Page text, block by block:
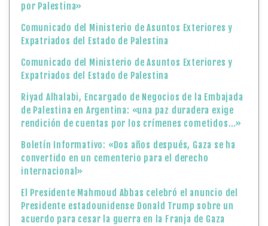
por Palestina»
Comunicado del Ministerio de Asuntos Exteriores y
Expatriados del Estado de Palestina
Comunicado del Ministerio de Asuntos Exteriores y
Expatriados del Estado de Palestina
Riyad Alhalabi, Encargado de Negocios de la Embajada
de Palestina en Argentina: «una paz duradera exige
rendición de cuentas por los crímenes cometidos…»
Boletín Informativo: «Dos años después, Gaza se ha
convertido en un cementerio para el derecho
internacional»
El Presidente Mahmoud Abbas celebró el anuncio del
Presidente estadounidense Donald Trump sobre un
acuerdo para cesar la guerra en la Franja de Gaza